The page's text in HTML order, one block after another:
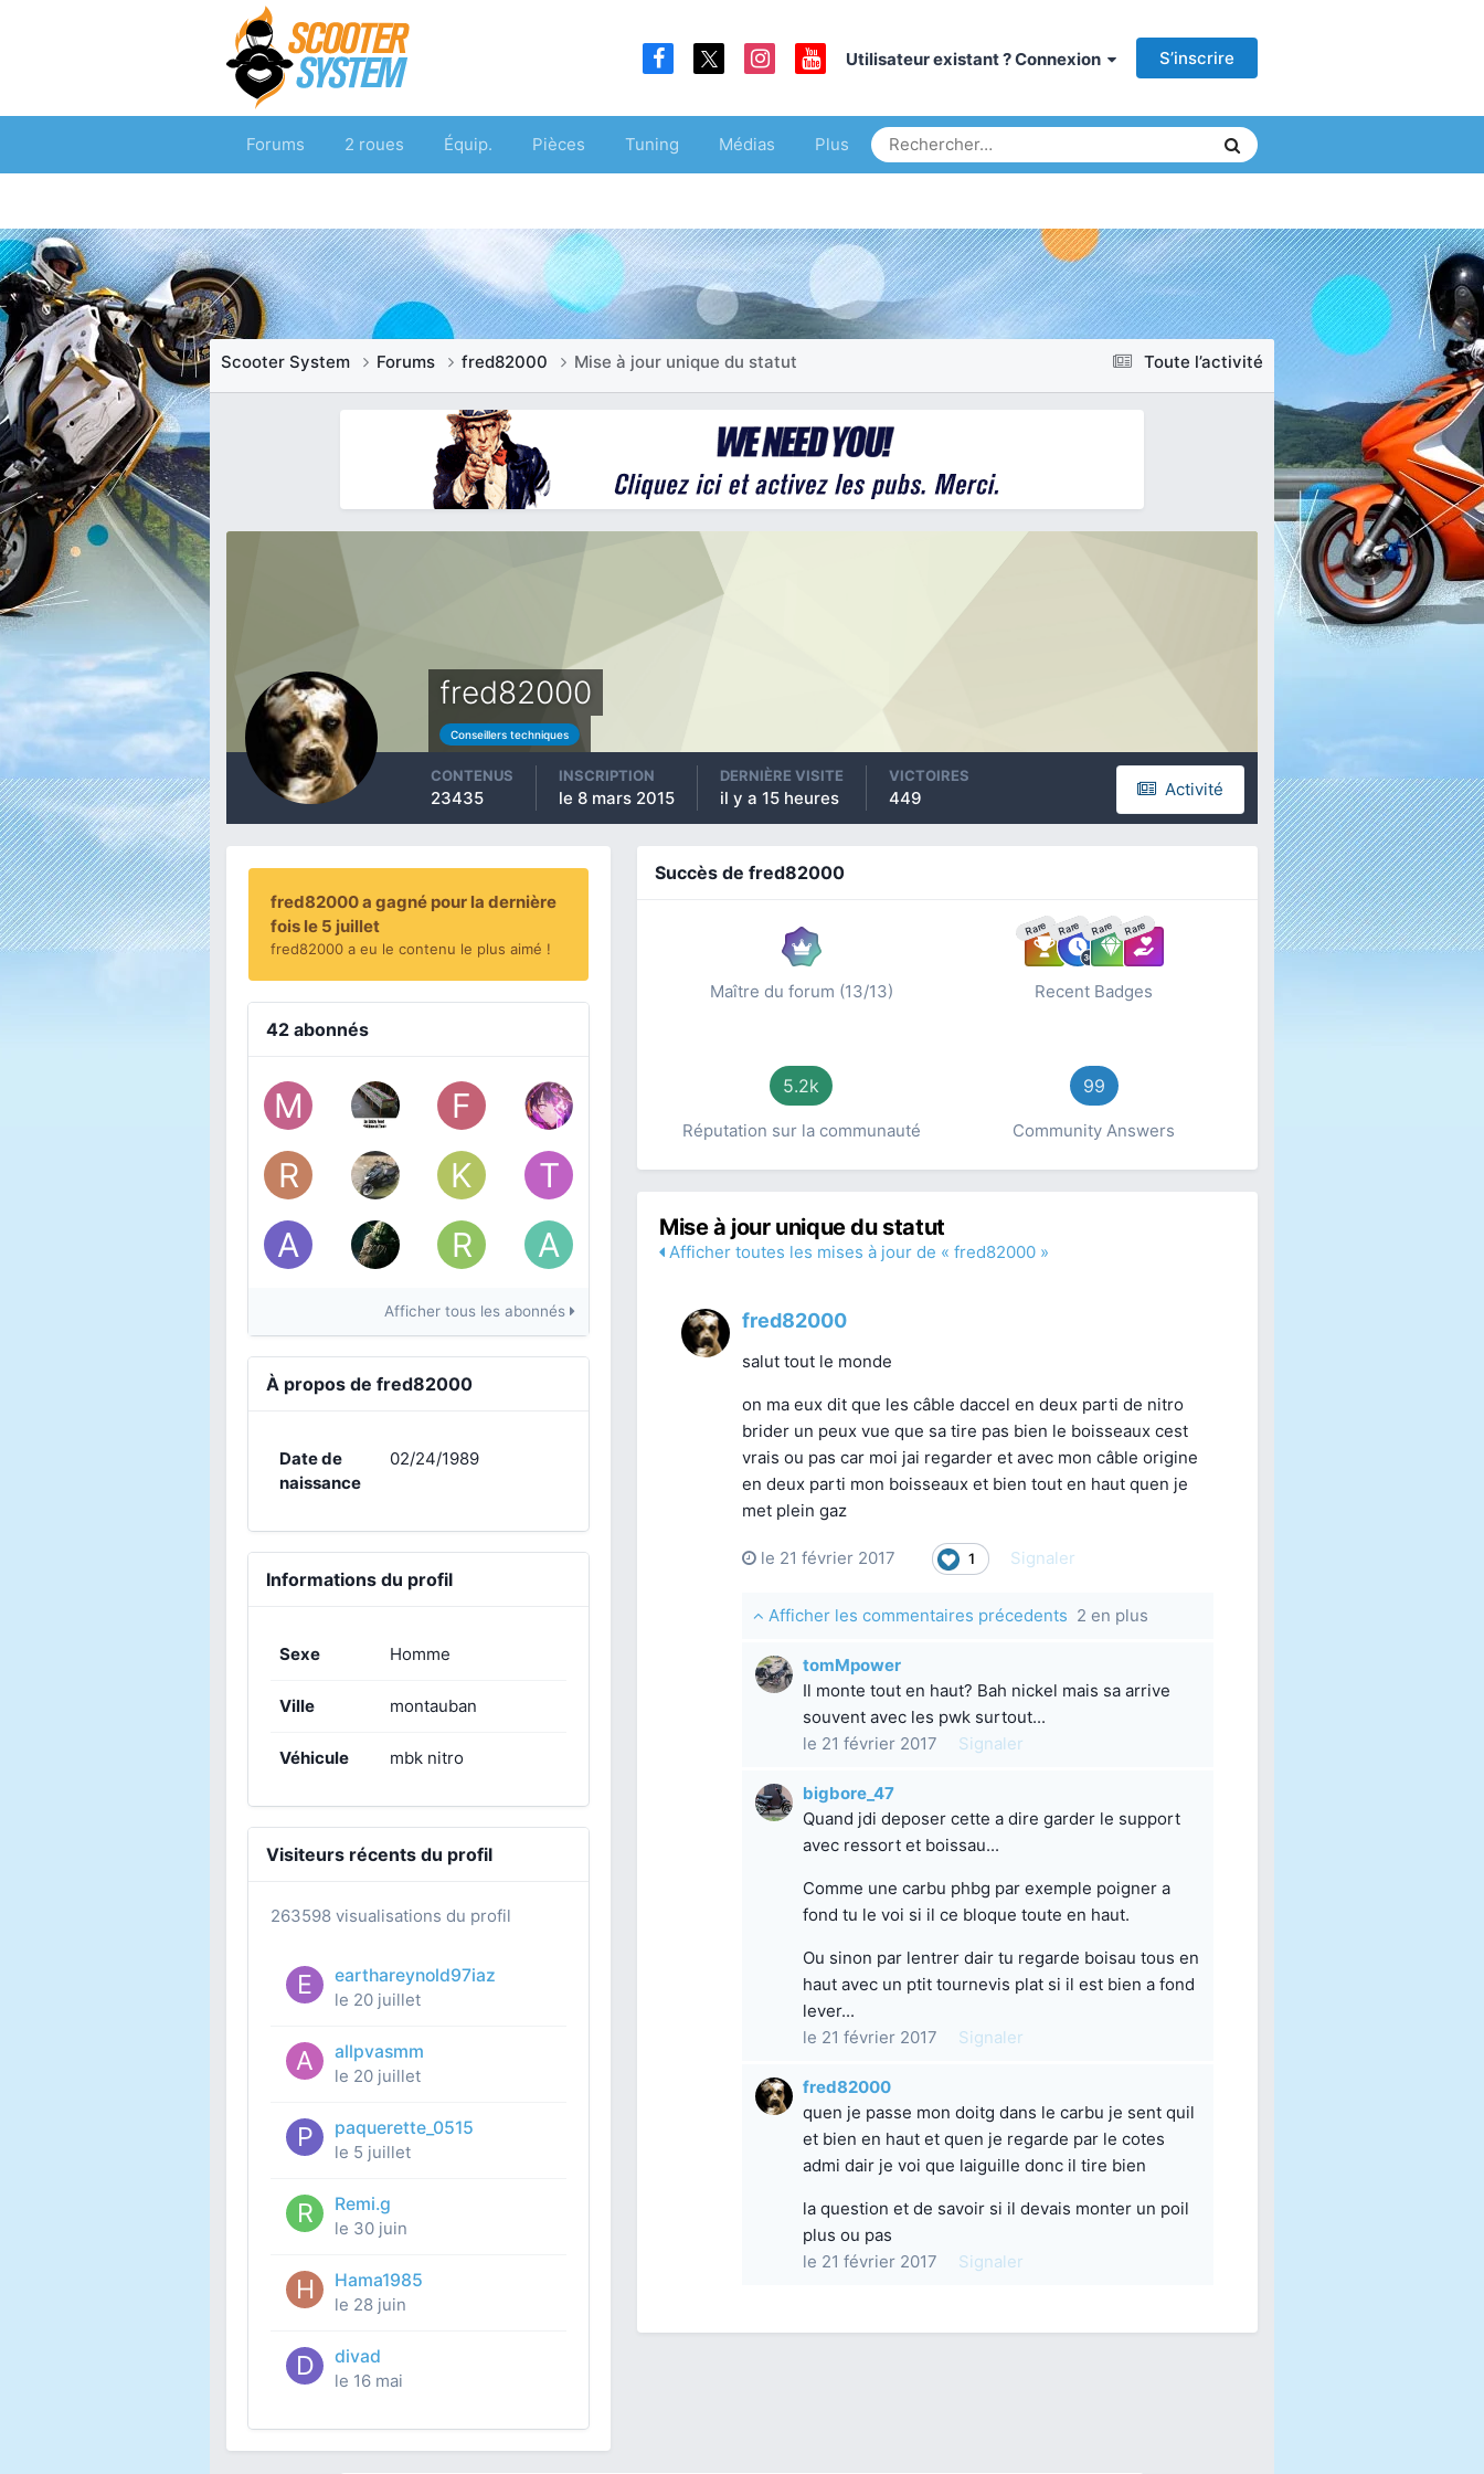
Utilisateur existant ? Connexion S’inscrire
Forums 2 roues Équip. Pièces Tuning Médias Plus
Toute l’activité
Scooter System Forums fred82000 Mise à jour unique du statut
fred82000
Conseillers techniques
Activité
CONTENUS
23435
INSCRIPTION
le 8 mars 2015
DERNIÈRE VISITE
il y a 15 heures
VICTOIRES
449
fred82000 a gagné pour la dernière
fois le 5 juillet
fred82000 a eu le contenu le plus aimé !
42 abonnés
Afficher tous les abonnés
À propos de fred82000
Date de
naissance
02/24/1989
Informations du profil
Sexe Homme
Ville montauban
Véhicule mbk nitro
Visiteurs récents du profil
263598 visualisations du profil
earthareynold97iaz
le 20 juillet
allpvasmm
le 20 juillet
paquerette_0515
le 5 juillet
Remi.g
le 30 juin
Hama1985
le 28 juin
divad
le 16 mai
Succès de fred82000
Maître du forum (13/13)
Rare Rare Rare Rare
Recent Badges
5.2k
Réputation sur la communauté
99
Community Answers
Mise à jour unique du statut
Afficher toutes les mises à jour de « fred82000 »
fred82000
salut tout le monde
on ma eux dit que les câble daccel en deux parti de nitro
brider un peux vue que sa tire pas bien le boisseaux cest
vrais ou pas car moi jai regarder et avec mon câble origine
en deux parti mon boisseaux et bien tout en haut quen je
met plein gaz
le 21 février 2017 1 Signaler
Afficher les commentaires précedents 2 en plus
tomMpower
Il monte tout en haut? Bah nickel mais sa arrive
souvent avec les pwk surtout...
le 21 février 2017
Signaler
bigbore_47
Quand jdi deposer cette a dire garder le support
avec ressort et boissau...
Comme une carbu phbg par exemple poigner a
fond tu le voi si il ce bloque toute en haut.
Ou sinon par lentrer dair tu regarde boisau tous en
haut avec un ptit tournevis plat si il est bien a fond
lever...
le 21 février 2017
Signaler
fred82000
quen je passe mon doitg dans le carbu je sent quil
et bien en haut et quen je regarde par le cotes
admi dair je voi que laiguille donc il tire bien
la question et de savoir si il devais monter un poil
plus ou pas
le 21 février 2017
Signaler